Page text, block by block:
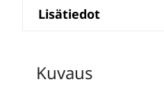
Lisätiedot
Kuvaus